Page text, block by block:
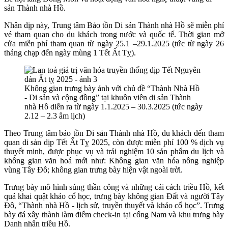
sản Thành nhà Hồ.
Nhân dịp này, Trung tâm Bảo tồn Di sản Thành nhà Hồ sẽ miễn phí
vé tham quan cho du khách trong nước và quốc tế. Thời gian mở
cửa miễn phí tham quan từ ngày 25.1 –29.1.2025 (tức từ ngày 26
tháng chạp đến ngày mùng 1 Tết Ất Tỵ).
Không gian trưng bày ảnh với chủ đề “Thành Nhà Hồ
- Di sản và cộng đồng” tại khuôn viên di sản Thành
nhà Hồ diễn ra từ ngày 1.1.2025 – 30.3.2025 (tức ngày
2.12 – 2.3 âm lịch)
Theo Trung tâm bảo tồn Di sản Thành nhà Hồ, du khách đến tham
quan di sản dịp Tết Ất Tỵ 2025, còn được miễn phí 100 % dịch vụ
thuyết minh, được phục vụ và trải nghiệm 10 sản phẩm du lịch và
không gian văn hoá mới như: Không gian văn hóa nông nghiệp
vùng Tây Đô; không gian trưng bày hiện vật ngoài trời.
Trưng bày mô hình súng thần công và những cải cách triều Hồ, kết
quả khai quật khảo cổ học, trưng bày không gian Đất và người Tây
Đô, “Thành nhà Hồ - lịch sử, truyền thuyết và khảo cổ học”. Trưng
bày đá xây thành làm điểm check-in tại cổng Nam và khu trưng bày
Danh nhân triều Hồ.